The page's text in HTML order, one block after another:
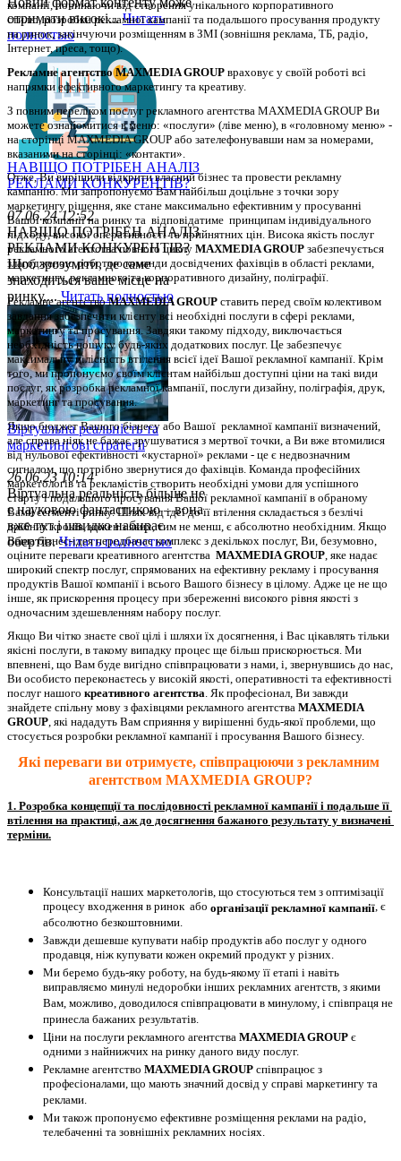
отримати високі...Читать
полностью
НАВІЩО ПОТРІБЕН АНАЛІЗ
РЕКЛАМИ КОНКУРЕНТІВ?
07.06.24 12:52
НАВІЩО ПОТРІБЕН АНАЛІЗ
РЕКЛАМИ КОНКУРЕНТІВ?
Щоб зрозуміти, де саме
знаходиться ваше місце на
ринку,... Читать полностью
Віртуальна реальність та
маркетингові стратегії
26.06.23 10:14
Віртуальна реальність більше не
є науковою фантастикою – вона
вже тут і швидко набирає
обертів.Читать полностью
компанії, починаючи від створення унікального корпоративного
стилю, розробки рекламної кампанії та подальшого просування продукту
на ринок, закінчуючи розміщенням в ЗМІ (зовнішня реклама, ТБ, радіо,
Інтернет, преса, тощо).
Рекламне агентство MAXMEDIA GROUP враховує у своїй роботі всі
напрямки ефективного маркетингу та креативу.
З повним переліком послуг рекламного агентства MAXMEDIA GROUP Ви
можете ознайомитися в меню: «послуги» (ліве меню), в «головному меню» -
на сторінці MAXMEDIA GROUP або зателефонувавши нам за номерами,
вказаними на сторінці: «контакти».
Отже, Ви вирішили відкрити власний бізнес та провести рекламну
кампанію. Ми запропонуємо Вам найбільш доцільне з точки зору
маркетингу рішення, яке стане максимально ефективним у просуванні
Вашої компанії на ринку та  відповідатиме  принципам індивідуального
підходу, високої оперативності та прийнятних цін. Висока якість послуг
рекламного агентства повного циклу MAXMEDIA GROUP забезпечується
злагодженою роботою команди досвідчених фахівців в області реклами,
маркетингу, рекламного та корпоративного дизайну, поліграфії.
Рекламне агентство MAXMEDIA GROUP ставить перед своїм колективом
завдання забезпечити клієнту всі необхідні послуги в сфері реклами,
маркетингу та просування. Завдяки такому підходу, виключається
необхідність пошуку будь-яких додаткових послуг. Це забезпечує
максимальну цілісність втілення всієї ідеї Вашої рекламної кампанії. Крім
того, ми пропонуємо своїм клієнтам найбільш доступні ціни на такі види
послуг, як розробка рекламної кампанії, послуги дизайну, поліграфія, друк,
маркетинг та просування.
Якщо бюджет Вашого бізнесу або Вашої  рекламної кампанії визначений,
але справа ніяк не бажає зрушуватися з мертвої точки, а Ви вже втомилися
від нульової ефективності «кустарної» реклами - це є недвозначним
сигналом, що потрібно звернутися до фахівців. Команда професійних
маркетологів та рекламістів створить необхідні умови для успішного
старту і подальшого просування Вашої рекламної кампанії в обраному
Вами сегменті ринку. Шлях від ідеї до її втілення складається з безлічі
дрібних кроків, кожен з яких, тим не менш, є абсолютно необхідним. Якщо
Ваша бізнес-ідея передбачає комплекс з декількох послуг, Ви, безумовно,
оціните переваги креативного агентства MAXMEDIA GROUP , яке надає
широкий спектр послуг, спрямованих на ефективну рекламу і просування
продуктів Вашої компанії і всього Вашого бізнесу в цілому. Адже це не що
інше, як прискорення процесу при збереженні високого рівня якості з
одночасним здешевленням набору послуг.
Якщо Ви чітко знаєте свої цілі і шляхи їх досягнення, і Вас цікавлять тільки
якісні послуги, в такому випадку процес ще більш прискорюється. Ми
впевнені, що Вам буде вигідно співпрацювати з нами, і, звернувшись до нас,
Ви особисто переконаєтесь у високій якості, оперативності та ефективності
послуг нашого креативного агентства. Як професіонал, Ви завжди
знайдете спільну мову з фахівцями рекламного агентства MAXMEDIA
GROUP, які нададуть Вам сприяння у вирішенні будь-якої проблеми, що
стосується розробки рекламної кампанії і просування Вашого бізнесу.
Які переваги ви отримуєте, співпрацюючи з рекламним
агентством MAXMEDIA GROUP?
1. Розробка концепції та послідовності рекламної кампанії і подальше її
втілення на практиці, аж до досягнення бажаного результату у визначені
терміни.
Консультації наших маркетологів, що стосуються тем з оптимізації
процесу входження в ринок  або організації рекламної кампанії, є
абсолютно безкоштовними.
Завжди дешевше купувати набір продуктів або послуг у одного
продавця, ніж купувати кожен окремий продукт у різних.
Ми беремо будь-яку роботу, на будь-якому її етапі і навіть
виправляємо минулі недоробки інших рекламних агентств, з якими
Вам, можливо, доводилося співпрацювати в минулому, і співпраця не
принесла бажаних результатів.
Ціни на послуги рекламного агентства MAXMEDIA GROUP є
одними з найнижчих на ринку даного виду послуг.
Рекламне агентство MAXMEDIA GROUP співпрацює з
професіоналами, що мають значний досвід у справі маркетингу та
реклами.
Ми також пропонуємо ефективне розміщення реклами на радіо,
телебаченні та зовнішніх рекламних носіях.